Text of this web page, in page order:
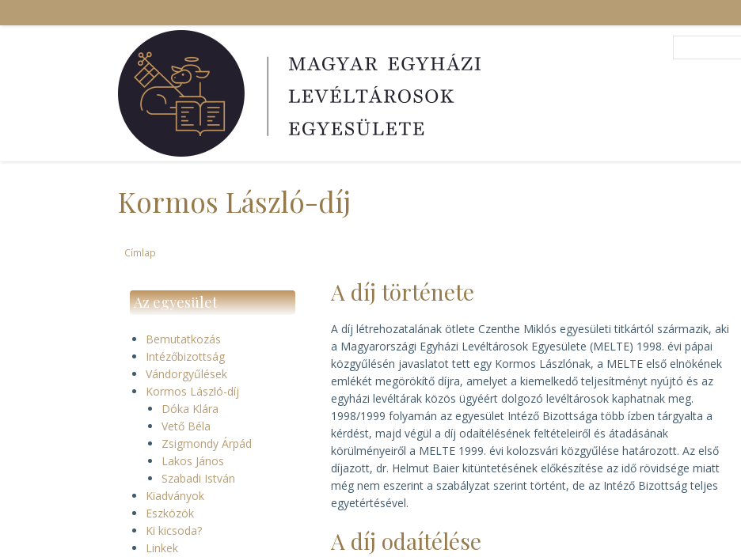
a
Search
Kormos László-díj
Morzsa
Címlap
Az egyesület
Bemutatkozás
Intézőbizottság
Vándorgyűlések
Kormos László-díj
Dóka Klára
Vető Béla
Zsigmondy Árpád
Lakos János
Szabadi István
Kiadványok
Eszközök
Ki kicsoda?
Linkek
A díj története
A díj létrehozatalának ötlete Czenthe Miklós egyesületi titkártól származik, aki
a Magyarországi Egyházi Levéltárosok Egyesülete (MELTE) 1998. évi pápai
közgyűlésén javaslatot tett egy Kormos Lászlónak, a MELTE első elnökének
emlékét megörökítő díjra, amelyet a kiemelkedő teljesítményt nyújtó és az
egyházi levéltárak közös ügyéért dolgozó levéltárosok kaphatnak meg.
1998/1999 folyamán az egyesület Intéző Bizottsága több ízben tárgyalta a
kérdést, majd végül a díj odaítélésének feltételeiről és átadásának
körülményeiről a MELTE 1999. évi kolozsvári közgyűlése határozott. Az első
díjazott, dr. Helmut Baier kitüntetésének előkészítése az idő rövidsége miatt
még nem eszerint a szabályzat szerint történt, de az Intéző Bizottság teljes
egyetértésével.
A díj odaítélése